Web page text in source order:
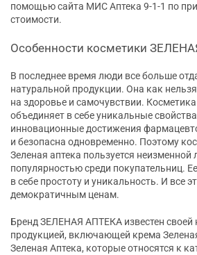
помощью сайта МИС Аптека 9-1-1 по
стоимости.
Особенности косметики
В последнее время люди все больше
натуральной продукции. Она как
на здоровье и самочувствии.
объединяет в себе уникальные
инновационные достижения
и безопасна одновременно. Поэтому
Зеленая аптека пользуется
популярностью среди покупательниц.
в себе простоту и уникальность. И все
демократичным ценам.
Бренд ЗЕЛЕНАЯ АПТЕКА известен своей
продукцией, включающей крема
Зеленая Аптека, которые относятся к